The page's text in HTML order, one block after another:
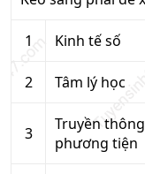
1 Kinh tế số
2 Tâm lý học
3
Truyền
phương tiện